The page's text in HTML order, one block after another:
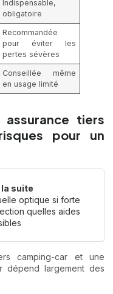
Indispensable,
obligatoire
Recommandée
pour éviter les
pertes sévères
Conseillée même
en usage limité
tiers
pour un
la suite
optique si forte
quelles aides
camping-car et une
dépend largement des